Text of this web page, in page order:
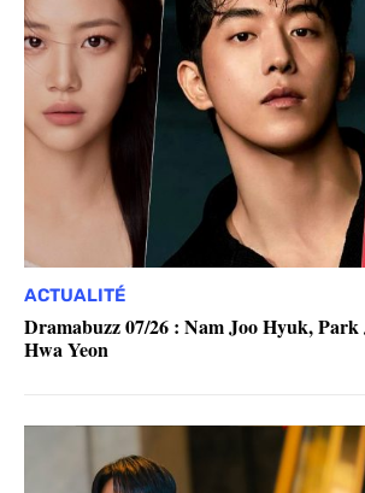
ACTUALITÉ
Dramabuzz 07/26 : Nam Joo Hyuk,
Hwa Yeon